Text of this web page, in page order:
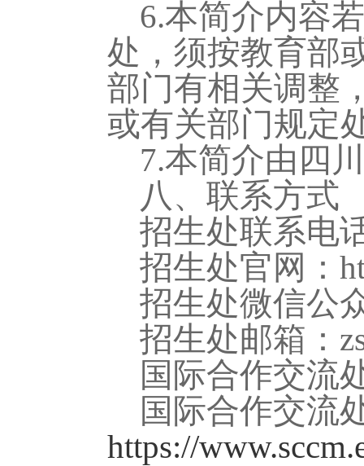
6.本简介内容
处，须按教育部
部门有相关调整
或有关部门规定
7.本简介由四
八 、联系方式
招生处联系电
招生处官网：
招生处微信公
招生处邮箱：
国际合作交流
国际合作交流
https://